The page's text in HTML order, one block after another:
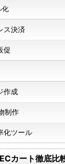
化
ス決済
促
作成
制作
化ツール
カート徹底比